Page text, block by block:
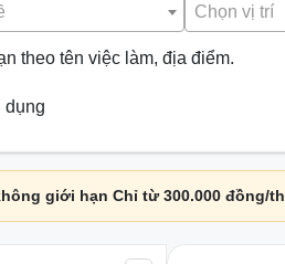
Chọn vị trí
theo tên việc làm, địa điểm.
dụng
giới hạn Chỉ từ 300.000 đồng/